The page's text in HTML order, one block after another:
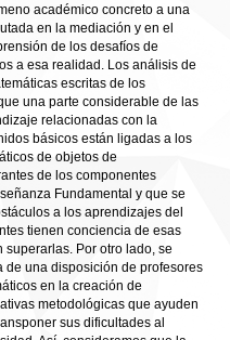
académico concreto a una
en la mediación y en el
de los desafíos de
a esa realidad. Los análisis de
escritas de los
una parte considerable de las
relacionadas con la
básicos están ligadas a los
de objetos de
de los componentes
Fundamental y que se
a los aprendizajes del
tienen conciencia de esas
superarlas. Por otro lado, se
de una disposición de profesores
en la creación de
metodológicas que ayuden
sus dificultades al